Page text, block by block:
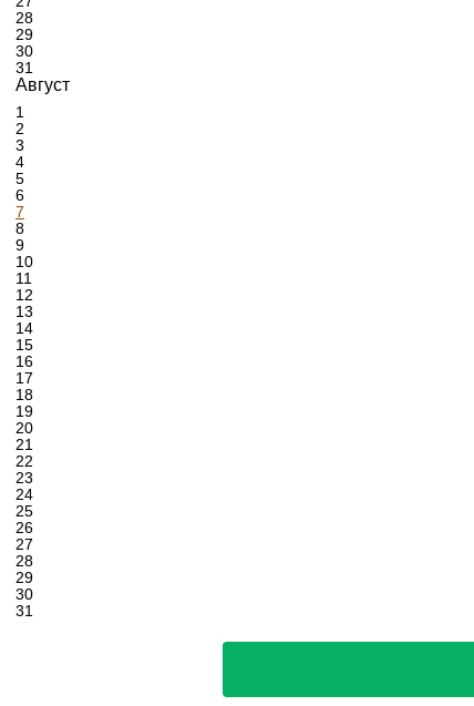
28
29
30
31
Август
1
2
3
4
5
6
7
8
9
10
11
12
13
14
15
16
17
18
19
20
21
22
23
24
25
26
27
28
29
30
31